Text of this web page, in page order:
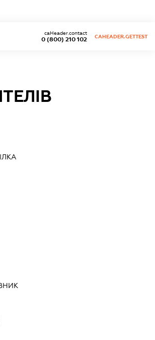
0 (800) 210 102
caHeader.contact
CAHEADER.GETTEST